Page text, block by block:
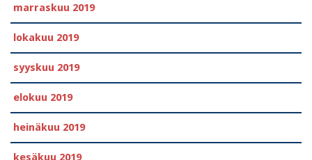
marraskuu 2019
lokakuu 2019
syyskuu 2019
elokuu 2019
heinäkuu 2019
kesäkuu 2019